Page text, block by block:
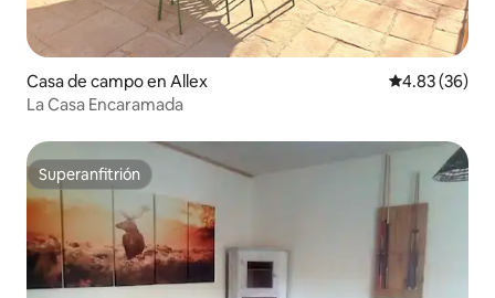
Casa de campo en Allex Calificación
4.83 (36)
La Casa Encaramada
Superanfitrión
Superanfitrión